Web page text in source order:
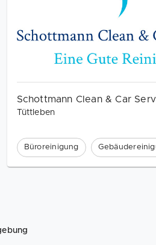
Schottmann Clean & Car
Tüttleben
Büroreinigung